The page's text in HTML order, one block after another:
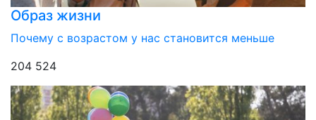
Образ жизни
Почему с возрастом у нас становится меньше
204 524